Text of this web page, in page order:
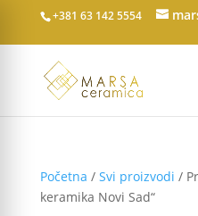
+381 63 142 5554
Početna / Svi proizvodi /
keramika Novi Sad“